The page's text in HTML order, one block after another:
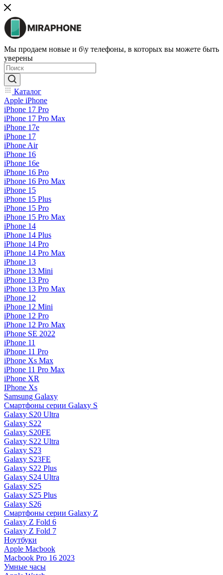
Мы продаем новые и б\у телефоны, в которых вы можете быть
уверены
Каталог
Apple iPhone
iPhone 17 Pro
iPhone 17 Pro Max
iPhone 17e
iPhone 17
iPhone Air
iPhone 16
iPhone 16e
iPhone 16 Pro
iPhone 16 Pro Max
iPhone 15
iPhone 15 Plus
iPhone 15 Pro
iPhone 15 Pro Max
iPhone 14
iPhone 14 Plus
iPhone 14 Pro
iPhone 14 Pro Max
iPhone 13
iPhone 13 Mini
iPhone 13 Pro
iPhone 13 Pro Max
iPhone 12
iPhone 12 Mini
iPhone 12 Pro
iPhone 12 Pro Max
iPhone SE 2022
iPhone 11
iPhone 11 Pro
iPhone Xs Max
iPhone 11 Pro Max
iPhone XR
IPhone Xs
Samsung Galaxy
Смартфоны серии Galaxy S
Galaxy S20 Ultra
Galaxy S22
Galaxy S20FE
Galaxy S22 Ultra
Galaxy S23
Galaxy S23FE
Galaxy S22 Plus
Galaxy S24 Ultra
Galaxy S25
Galaxy S25 Plus
Galaxy S26
Смартфоны серии Galaxy Z
Galaxy Z Fold 6
Galaxy Z Fold 7
Ноутбуки
Apple Macbook
Macbook Pro 16 2023
Умные часы